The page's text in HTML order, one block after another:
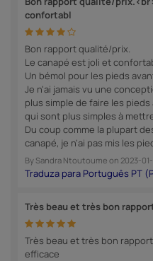
confortabl
Bon rapport qualité/prix.
Le canapé est joli et
Un bémol pour les pieds
Je n'ai jamais vu une
plus simple de faire les
qui sont plus simples à
Du coup comme la plupart
canapé, je n'ai pas mis les
By Sandra Ntoutoume on 2023-
Très beau et très bon
Très beau et très bon
efficace